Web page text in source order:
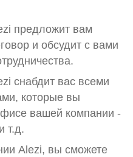
предложит вам
и обсудит с вами
снабдит вас всеми
которые вы
вашей компании -
т.д.
Alezi, вы сможете